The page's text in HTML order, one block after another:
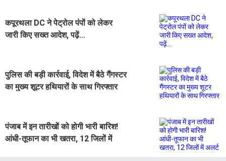
कपूरथला DC ने पेट्रोल पंपों को लेकर
जारी किए सख्त आदेश, पढ़ें...
पुलिस की बड़ी कार्रवाई, विदेश में बैठे गैंगस्टर
का मुख्य शूटर हथियारों के साथ गिरफ्तार
पंजाब में इन तारीखों को होगी भारी बारिश!
आंधी-तूफान का भी खतरा, 12 जिलों में